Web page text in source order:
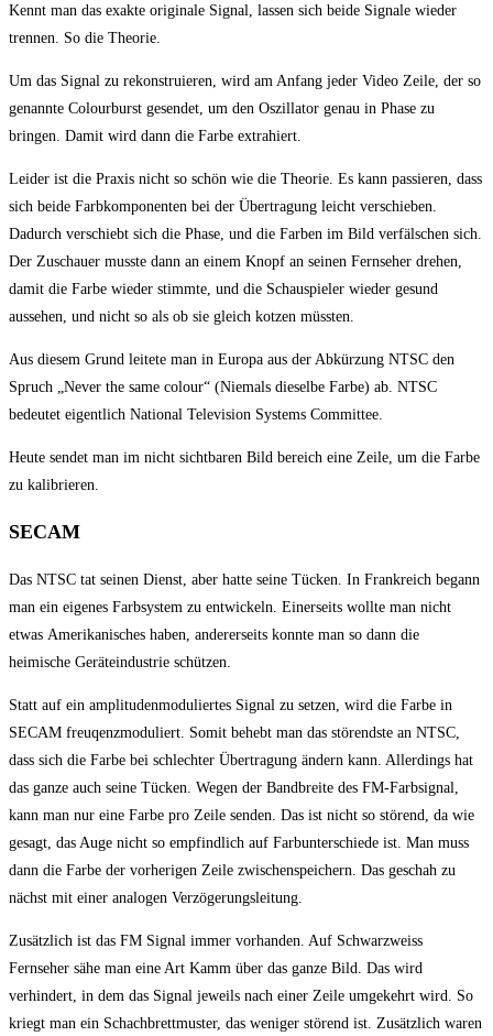
Kennt man das exakte originale Signal, lassen sich beide Signale wieder
trennen. So die Theorie.
Um das Signal zu rekonstruieren, wird am Anfang jeder Video Zeile, der so
genannte Colourburst gesendet, um den Oszillator genau in Phase zu
bringen. Damit wird dann die Farbe extrahiert.
Leider ist die Praxis nicht so schön wie die Theorie. Es kann passieren, dass
sich beide Farbkomponenten bei der Übertragung leicht verschieben.
Dadurch verschiebt sich die Phase, und die Farben im Bild verfälschen sich.
Der Zuschauer musste dann an einem Knopf an seinen Fernseher drehen,
damit die Farbe wieder stimmte, und die Schauspieler wieder gesund
aussehen, und nicht so als ob sie gleich kotzen müssten.
Aus diesem Grund leitete man in Europa aus der Abkürzung NTSC den
Spruch „Never the same colour“ (Niemals dieselbe Farbe) ab. NTSC
bedeutet eigentlich National Television Systems Committee.
Heute sendet man im nicht sichtbaren Bild bereich eine Zeile, um die Farbe
zu kalibrieren.
SECAM
Das NTSC tat seinen Dienst, aber hatte seine Tücken. In Frankreich begann
man ein eigenes Farbsystem zu entwickeln. Einerseits wollte man nicht
etwas Amerikanisches haben, andererseits konnte man so dann die
heimische Geräteindustrie schützen.
Statt auf ein amplitudenmoduliertes Signal zu setzen, wird die Farbe in
SECAM freuqenzmoduliert. Somit behebt man das störendste an NTSC,
dass sich die Farbe bei schlechter Übertragung ändern kann. Allerdings hat
das ganze auch seine Tücken. Wegen der Bandbreite des FM-Farbsignal,
kann man nur eine Farbe pro Zeile senden. Das ist nicht so störend, da wie
gesagt, das Auge nicht so empfindlich auf Farbunterschiede ist. Man muss
dann die Farbe der vorherigen Zeile zwischenspeichern. Das geschah zu
nächst mit einer analogen Verzögerungsleitung.
Zusätzlich ist das FM Signal immer vorhanden. Auf Schwarzweiss
Fernseher sähe man eine Art Kamm über das ganze Bild. Das wird
verhindert, in dem das Signal jeweils nach einer Zeile umgekehrt wird. So
kriegt man ein Schachbrettmuster, das weniger störend ist. Zusätzlich waren